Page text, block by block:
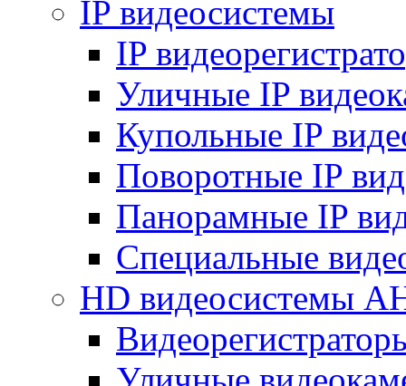
IP видеосистемы
IP
Уличные IP
Купольные IP
Поворотные IP
Панорамные IP
Специальные
HD видеосистемы